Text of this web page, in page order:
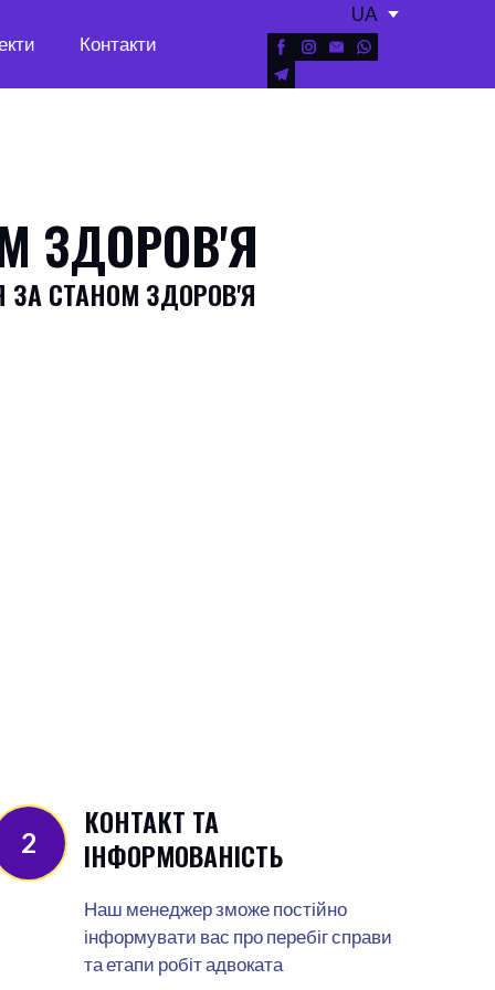
Контакти
UA
ЗДОРОВ'Я
ЗА СТАНОМ ЗДОРОВ'Я
2
КОНТАКТ ТА
ІНФОРМОВАНІСТЬ
Наш менеджер зможе постійно
інформувати вас про перебіг справи
та етапи робіт адвоката